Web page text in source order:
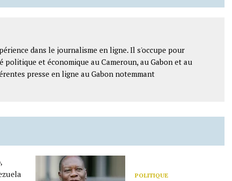
dans le journalisme en ligne. Il s'occupe pour
politique et économique au Cameroun, au Gabon et au
presse en ligne au Gabon notemmant
POLITIQUE